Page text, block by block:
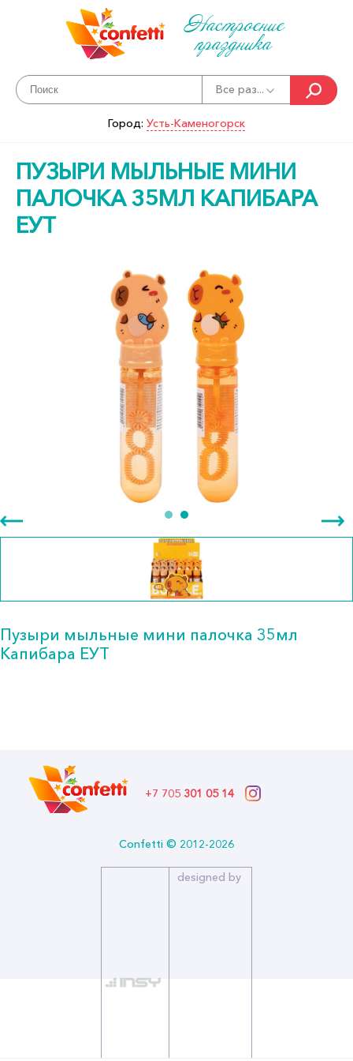
Настроение
праздника
Все раз...
Город: Усть-Каменогорск
ПУЗЫРИ МЫЛЬНЫЕ МИНИ
ПАЛОЧКА 35МЛ КАПИБАРА
ЕУТ
Пузыри мыльные мини палочка 35мл
Капибара ЕУТ
Формат: *Мыльные пузыри
Описание:
Бренд: Европа Уно Трейд
Мыльные пузыри с игрушкой в форме капибары. Объем
мыльного раствора 35мл. Размер палочки 14см.
+7 705 301 05 14
Confetti © 2012-2026
designed by